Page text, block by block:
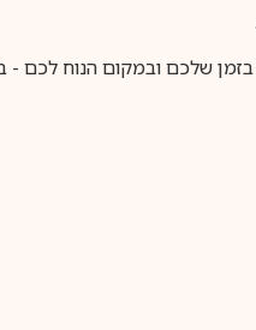
שלכם ובמקום הנוח לכם -